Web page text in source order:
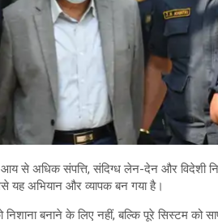
से अधिक संपत्ति, संदिग्ध लेन-देन और विदेशी
यह अभियान और व्यापक बन गया है।
निशाना बनाने के लिए नहीं, बल्कि पूरे सिस्टम